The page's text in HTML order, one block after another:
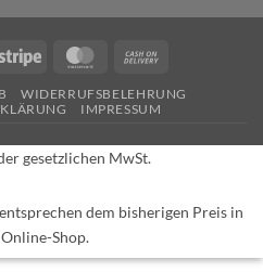
Stripe MasterCard
Delivery
WIDERRUFSBELEHRUNG
IMPRESSUM
gesetzlichen MwSt.
dem bisherigen Preis in
Shop.